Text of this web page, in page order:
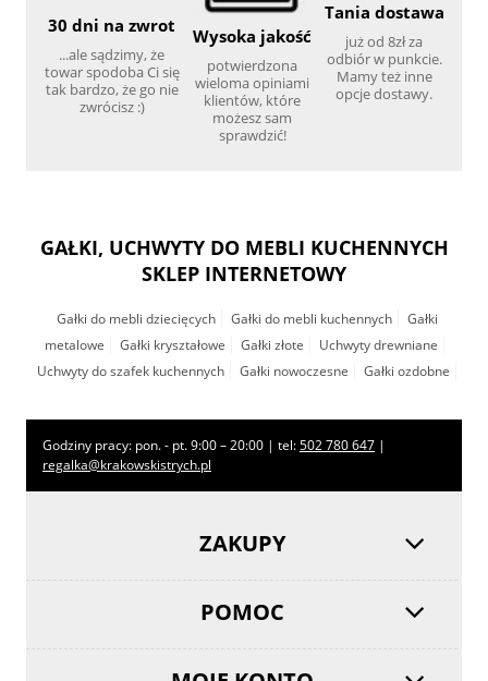
30 dni na zwrot
...ale sądzimy, że
towar spodoba Ci się
tak bardzo, że go nie
zwrócisz :)
Wysoka jakość
potwierdzona
wieloma opiniami
klientów, które
możesz sam
sprawdzić!
Tania dostawa
już od 8zł za
odbiór w punkcie.
Mamy też inne
opcje dostawy.
GAŁKI, UCHWYTY DO MEBLI KUCHENNYCH
SKLEP INTERNETOWY
Gałki do mebli dziecięcych Gałki do mebli kuchennych
Gałki
metalowe
Gałki kryształowe Gałki złote
Uchwyty drewniane
Uchwyty do szafek kuchennych
Gałki nowoczesne Gałki ozdobne
Godziny pracy: pon. - pt. 9:00 – 20:00 | tel:502 780 647 |
regalka@krakowskistrych.pl
ZAKUPY
POMOC